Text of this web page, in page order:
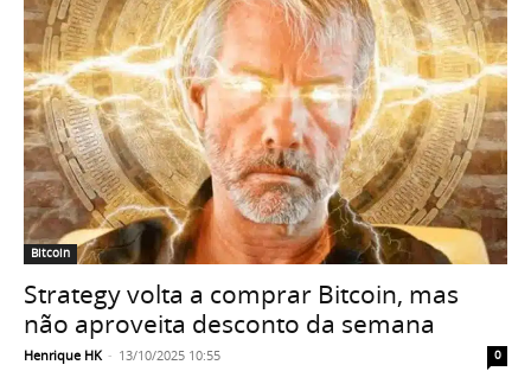
Bitcoin
Strategy volta a comprar Bitcoin, mas
não aproveita desconto da semana
Henrique HK - 13/10/2025 10:55 0